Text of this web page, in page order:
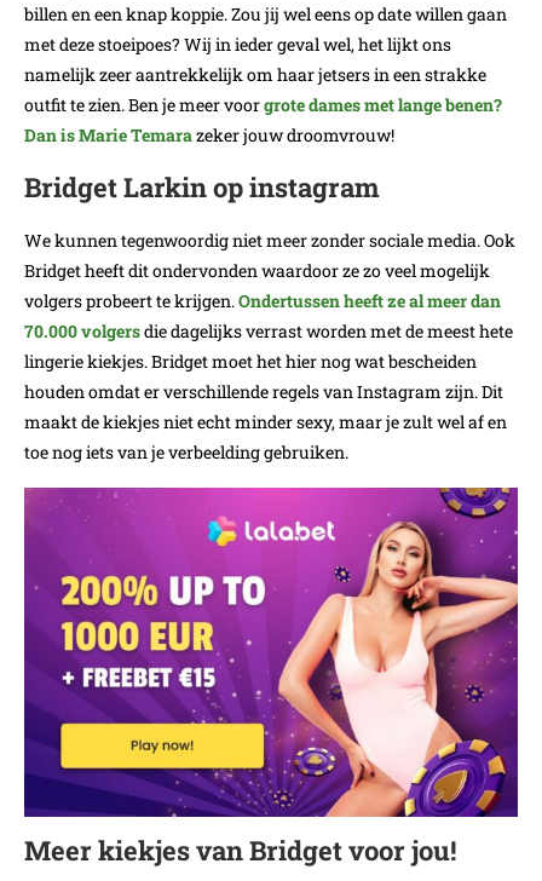
billen en een knap koppie. Zou jij wel eens op date willen gaan
met deze stoeipoes? Wij in ieder geval wel, het lijkt ons
namelijk zeer aantrekkelijk om haar jetsers in een strakke
outfit te zien. Ben je meer voorgrote dames met lange benen?
Dan is Marie Temarazeker jouw droomvrouw!
Bridget Larkin op instagram
We kunnen tegenwoordig niet meer zonder sociale media. Ook
Bridget heeft dit ondervonden waardoor ze zo veel mogelijk
volgers probeert te krijgen.Ondertussen heeft ze al meer dan
70.000 volgersdie dagelijks verrast worden met de meest hete
lingerie kiekjes. Bridget moet het hier nog wat bescheiden
houden omdat er verschillende regels van Instagram zijn. Dit
maakt de kiekjes niet echt minder sexy, maar je zult wel af en
toe nog iets van je verbeelding gebruiken.
Meer kiekjes van Bridget voor jou!